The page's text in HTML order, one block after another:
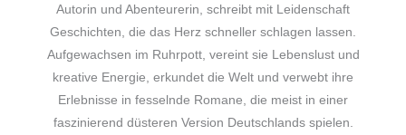
Autorin und Abenteurerin, schreibt mit Leidenschaft
Geschichten, die das Herz schneller schlagen lassen.
Aufgewachsen im Ruhrpott, vereint sie Lebenslust und
kreative Energie, erkundet die Welt und verwebt ihre
Erlebnisse in fesselnde Romane, die meist in einer
faszinierend düsteren Version Deutschlands spielen.